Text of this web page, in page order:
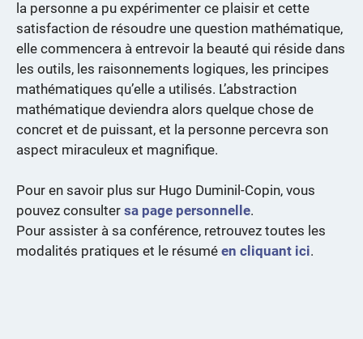
la personne a pu expérimenter ce plaisir et cette
satisfaction de résoudre une question mathématique,
elle commencera à entrevoir la beauté qui réside dans
les outils, les raisonnements logiques, les principes
mathématiques qu’elle a utilisés. L’abstraction
mathématique deviendra alors quelque chose de
concret et de puissant, et la personne percevra son
aspect miraculeux et magnifique.
Pour en savoir plus sur Hugo Duminil-Copin, vous
pouvez consulter sa page personnelle.
Pour assister à sa conférence, retrouvez toutes les
modalités pratiques et le résumé en cliquant ici.